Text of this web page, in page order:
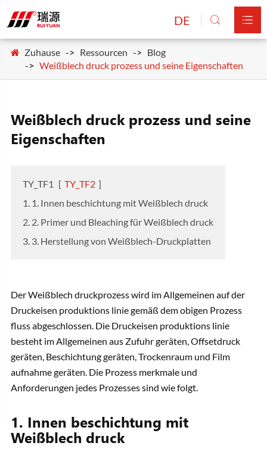
DE  
Zuhause Ressourcen
Blog
Weißblech druck prozess und seine Eigenschaften
Weißblech druck prozess und seine
Eigenschaften
TY_TF1 [ TY_TF2 ]
1. 1. Innen beschichtung mit Weißblech druck
2. 2. Primer und Bleaching für Weißblech druck
3. 3. Herstellung von Weißblech-Druckplatten
Der Weißblech druckprozess wird im Allgemeinen auf der
Druckeisen produktions linie gemäß dem obigen Prozess
fluss abgeschlossen. Die Druckeisen produktions linie
besteht im Allgemeinen aus Zufuhr geräten, Offsetdruck
geräten, Beschichtung geräten, Trockenraum und Film
aufnahme geräten. Die Prozess merkmale und
Anforderungen jedes Prozesses sind wie folgt.
1. Innen beschichtung mit
Weißblech druck